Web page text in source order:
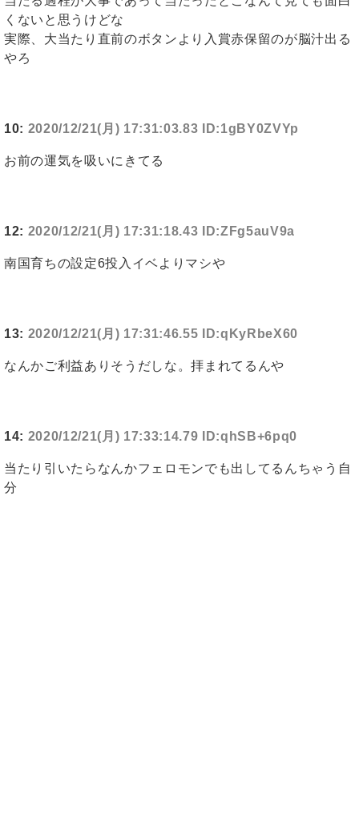
くないと思うけどな
実際、大当たり直前のボタンより入賞赤保留のが脳汁出る
やろ
10: 2020/12/21(月) 17:31:03.83 ID:1gBY0ZVYp
お前の運気を吸いにきてる
12: 2020/12/21(月) 17:31:18.43 ID:ZFg5auV9a
南国育ちの設定6投入イベよりマシや
13: 2020/12/21(月) 17:31:46.55 ID:qKyRbeX60
なんかご利益ありそうだしな。拝まれてるんや
14: 2020/12/21(月) 17:33:14.79 ID:qhSB+6pq0
当たり引いたらなんかフェロモンでも出してるんちゃう自
分